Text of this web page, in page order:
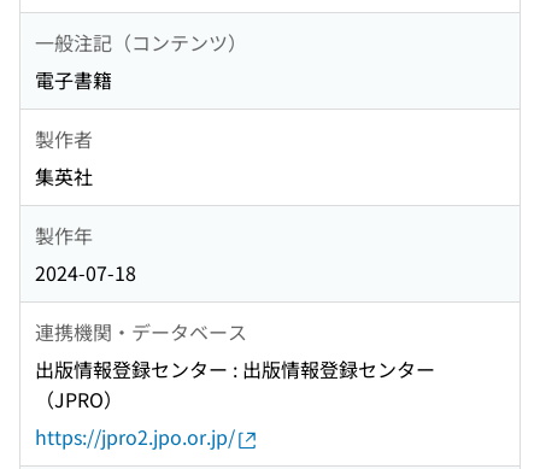
一般注記（コンテンツ）
電子書籍
製作者
集英社
製作年
2024-07-18
連携機関・データベース
出版情報登録センター : 出版情報登録センター
（JPRO）
https://jpro2.jpo.or.jp/